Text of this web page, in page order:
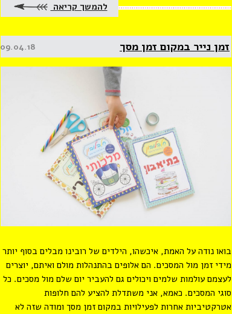
להמשך קריאה
זמן נייר במקום זמן מסך Posted
09.04.18
בואו נודה על האמת, איכשהו, הילדים של רובינו מבלים בסוף יותר
מידי זמן מול המסכים. הם אלופים בהתנהלות מולם ואיתם, יוצרים
לעצמם עולמות שלמים ויכולים גם להעביר יום שלם מול מסכים. כל
סוגי המסכים. כאמא, אני משתדלת להציע להם חלופות
אטרקטיביות אחרות לפעילויות במקום זמן מסך ומודה שזה לא